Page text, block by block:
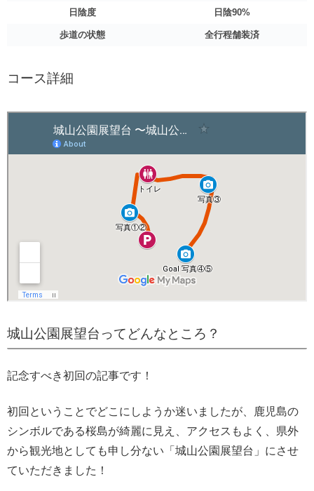
日陰度 日陰90%
歩道の状態 全行程舗装済
コース詳細
城山公園展望台ってどんなところ？
記念すべき初回の記事です！
初回ということでどこにしようか迷いましたが、鹿児島の
シンボルである桜島が綺麗に見え、アクセスもよく、県外
から観光地としても申し分ない「城山公園展望台」にさせ
ていただきました！